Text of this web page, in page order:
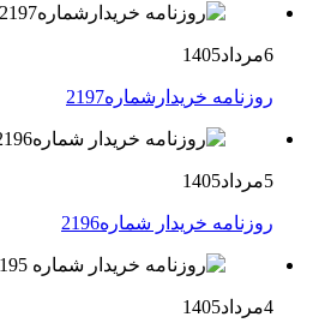
6مرداد1405
روزنامه خریدارشماره2197
5مرداد1405
روزنامه خریدار شماره2196
4مرداد1405